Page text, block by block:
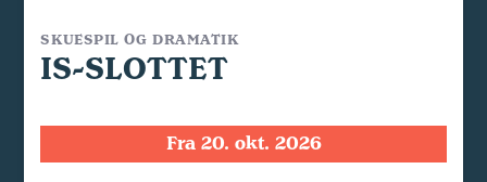
SKUESPIL OG DRAMATIK
IS-SLOTTET
Fra 20. okt. 2026